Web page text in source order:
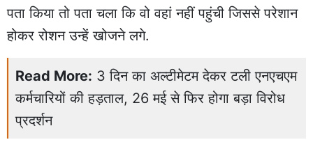
पता किया तो पता चला कि वो वहां नहीं पहुंची जिससे परेशान
होकर रोशन उन्हें खोजने लगे.
Read More: 3 दिन का अल्टीमेटम देकर टली एनएचएम
कर्मचारियों की हड़ताल, 26 मई से फिर होगा बड़ा विरोध
प्रदर्शन